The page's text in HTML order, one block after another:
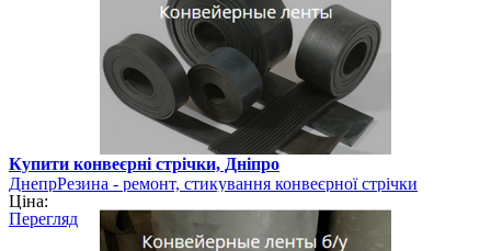
Купити конвеєрні стрічки, Дніпро
ДнепрРезина - ремонт, стикування конвеєрної стрічки
Ціна:
Перегляд